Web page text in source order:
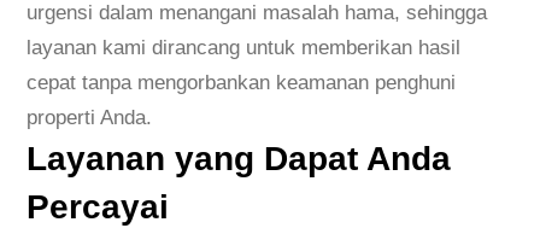
a
a
s
m
urgensi dalam menangani masalah hama, sehingga
layanan kami dirancang untuk memberikan hasil
cepat tanpa mengorbankan keamanan penghuni
properti Anda.
Layanan yang Dapat Anda
Percayai